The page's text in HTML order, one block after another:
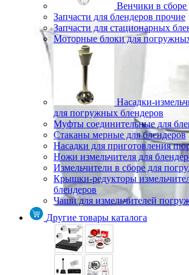
Венчики в сборе
Запчасти для блендеров прочие
Запчасти для стационарных
Моторные блоки для
Насадки-
для погружных блендеров
Муфты соединительные для
Стаканы мерные для блендеров
Насадки для приготовления
Ножи измельчителя для
Измельчители в сборе для
Крышки-редукторы
блендеров
Чаши для измельчителей
Другие товары каталога